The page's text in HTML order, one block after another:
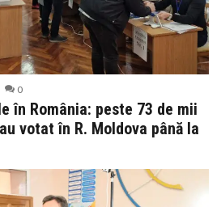
0
în România: peste 73 de mii
votat în R. Moldova până la